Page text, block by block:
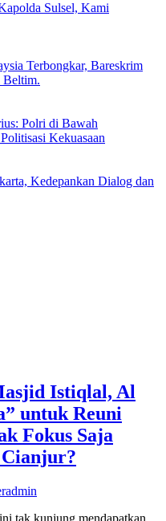
Sulsel, Kami
Terbongkar, Bareskrim
Beltim.
Polri di Bawah
Kekuasaan
Kedepankan Dialog dan
Istiqlal, Al
untuk Reuni
Fokus Saja